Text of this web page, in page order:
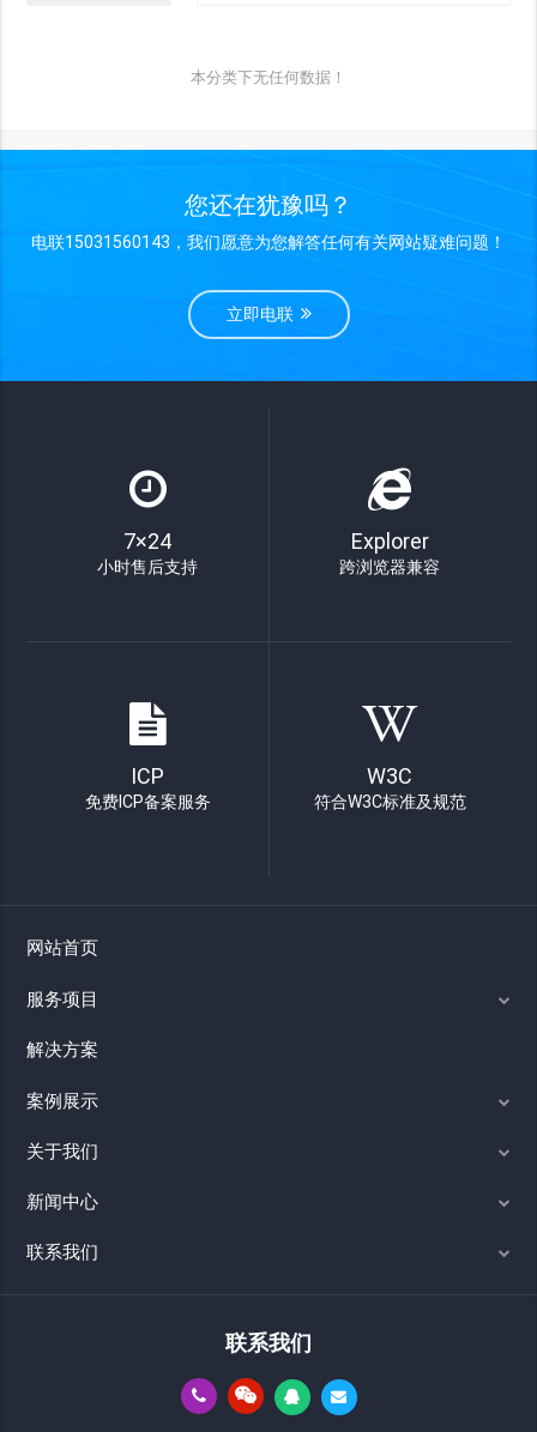
本分类下无任何数据！
您还在犹豫吗？
电联15031560143，我们愿意为您解答任何有关网站疑难问题！
立即电联
7×24
小时售后支持
Explorer
跨浏览器兼容
ICP
免费ICP备案服务
W3C
符合W3C标准及规范
网站首页
服务项目
解决方案
案例展示
关于我们
新闻中心
联系我们
联系我们